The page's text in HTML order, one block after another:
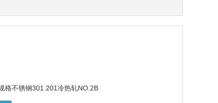
格不锈钢301 201冷热轧NO.2B